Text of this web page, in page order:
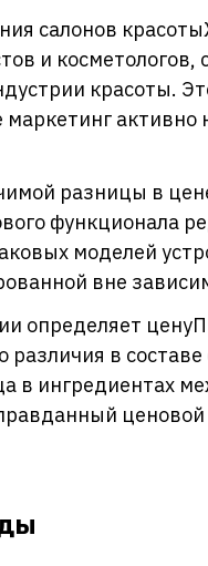
салонов
и
красоты.
маркетинг
разницы в
функционала
моделей
вне
определяет
различия в
в ингредиентах